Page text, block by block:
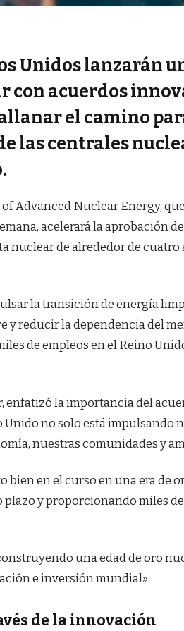
Unidos lanzarán
con acuerdos
el camino
las centrales
Advanced Nuclear Energy, que
acelerará la aprobación
nuclear de alrededor de cuatro
la transición de energía
y reducir la dependencia del
de empleos en el Reino
la importancia del
no solo está impulsando
nuestras comunidades y
bien en el curso en una era de
y proporcionando miles
una edad de oro
e inversión mundial».
de la innovación